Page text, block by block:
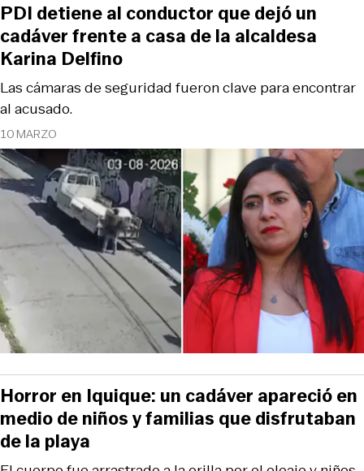
10 MARZO
Las cámaras de seguridad fueron clave para encontrar
al acusado.
PDI detiene al conductor que dejó un
cadáver frente a casa de la alcaldesa
Karina Delfino
Horror en Iquique: un cadáver apareció en
medio de niños y familias que disfrutaban
de la playa